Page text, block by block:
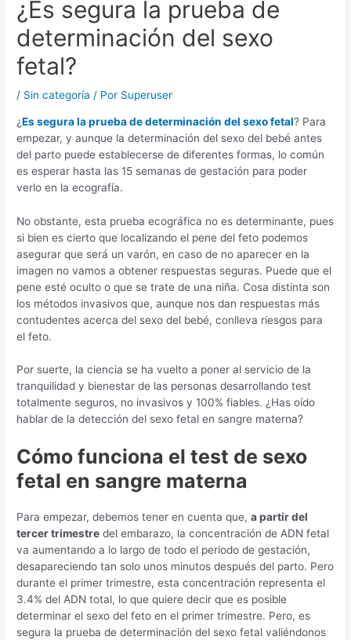
¿Es segura la prueba de
determinación del sexo
fetal?
/ Sin categoría / Por Superuser
¿Es segura la prueba de determinación del sexo fetal? Para
empezar, y aunque la determinación del sexo del bebé antes
del parto puede establecerse de diferentes formas, lo común
es esperar hasta las 15 semanas de gestación para poder
verlo en la ecografía.
No obstante, esta prueba ecográfica no es determinante, pues
si bien es cierto que localizando el pene del feto podemos
asegurar que será un varón, en caso de no aparecer en la
imagen no vamos a obtener respuestas seguras. Puede que el
pene esté oculto o que se trate de una niña. Cosa distinta son
los métodos invasivos que, aunque nos dan respuestas más
contudentes acerca del sexo del bebé, conlleva riesgos para
el feto.
Por suerte, la ciencia se ha vuelto a poner al servicio de la
tranquilidad y bienestar de las personas desarrollando test
totalmente seguros, no invasivos y 100% fiables. ¿Has oído
hablar de la detección del sexo fetal en sangre materna?
Cómo funciona el test de sexo
fetal en sangre materna
Para empezar, debemos tener en cuenta que,a partir del
tercer trimestre del embarazo, la concentración de ADN fetal
va aumentando a lo largo de todo el periodo de gestación,
desapareciendo tan solo unos minutos después del parto. Pero
durante el primer trimestre, esta concentración representa el
3.4% del ADN total, lo que quiere decir que es posible
determinar el sexo del feto en el primer trimestre. Pero, es
segura la prueba de determinación del sexo fetal valiéndonos